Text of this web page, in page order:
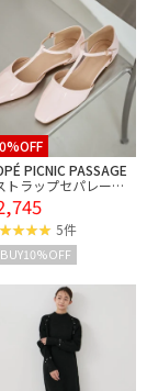
PICNIC PASSAGE
トラップセパレート
プス
5件